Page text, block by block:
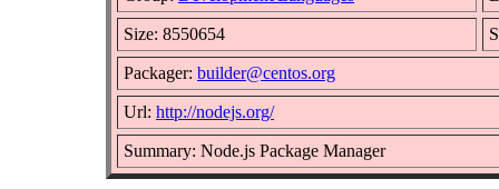
Size: 8550654
Packager: builder@centos.org
Url: http://nodejs.org/
Summary: Node.js Package Manager